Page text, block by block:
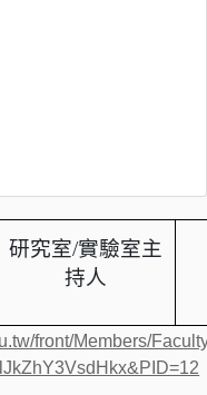
研究室/實驗室主
持人
front/Members/